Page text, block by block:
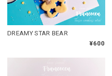
DREAMY STAR BEAR
¥600